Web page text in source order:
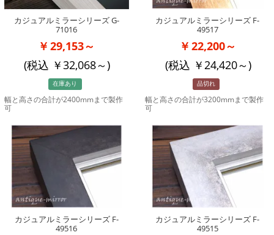
カジュアルミラーシリーズ G-
71016
29,153～
(税込
32,068～)
在庫あり
幅と高さの合計が2400mmまで製作
可
カジュアルミラーシリーズ F-
49517
22,200～
(税込
24,420～)
品切れ
幅と高さの合計が3200mmまで製作
可
カジュアルミラーシリーズ F-
49516
カジュアルミラーシリーズ F-
49515